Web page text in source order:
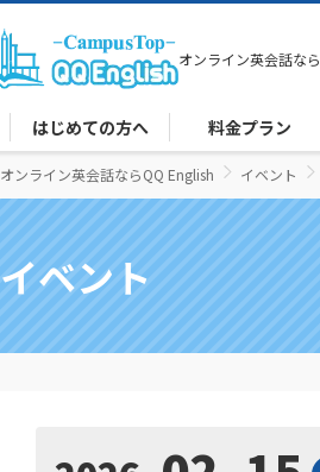
オンライン英会話なら
はじめての方へ 料金プラン
オンライン英会話ならQQ English イベント
イベント